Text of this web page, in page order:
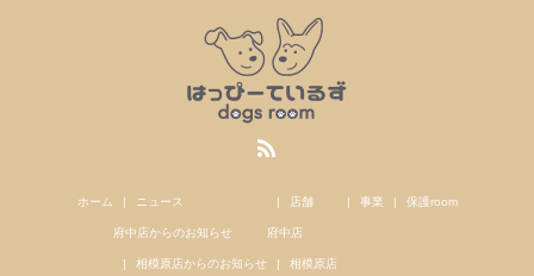
ホーム ニュース
府中店からのお知らせ
相模原店からのお知らせ
店舗
府中店
相模原店
事業 保護room